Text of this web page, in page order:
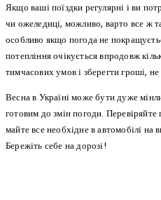
Якщо ваші поїздки регулярні і ви
чи ожеледиці, можливо, варто все ж
особливо якщо погода не
потепління очікується впродовж
тимчасових умов і зберегти гроші,
Весна в Україні може бути дуже
готовим до змін погоди.
майте все необхідне в автомобілі на
Бережіть себе на дорозі!